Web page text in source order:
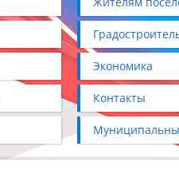
Экономика
Контакты